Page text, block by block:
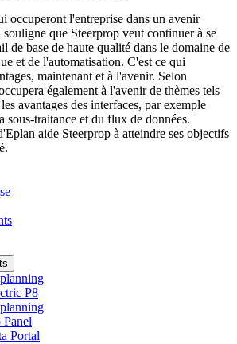
occuperont l'entreprise dans un avenir
souligne que Steerprop veut continuer à se
de base de haute qualité dans le domaine de
et de l'automatisation. C'est ce qui
maintenant et à l'avenir. Selon
également à l'avenir de thèmes tels
avantages des interfaces, par exemple
sous-traitance et du flux de données.
aide Steerprop à atteindre ses objectifs
P8
Portal